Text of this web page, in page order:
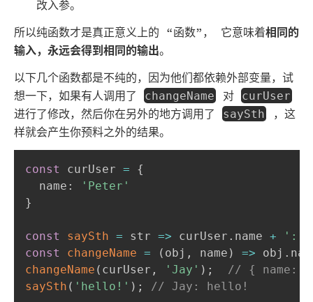
改入参。
所以纯函数才是真正意义上的 “函数”， 它意味着相同的
输入，永远会得到相同的输出。
以下几个函数都是不纯的，因为他们都依赖外部变量，试
想一下，如果有人调用了
changeName对 curUser
进行了修改，然后你在另外的地方调用了 saySth，这
样就会产生你预料之外的结果。
const curUser =
{
  name
:
'Peter'
}
const saySth = str => curUser . name +
': '
const
changeName = ( obj , name ) => obj .
changeName ( curUser , 'Jay' ) ;
// { name:
saySth ( 'hello!' ) ; // Jay: hello!